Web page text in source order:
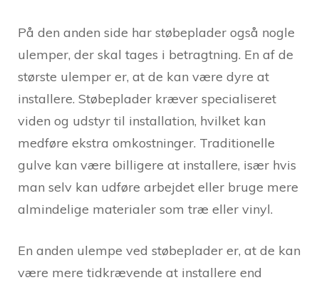
På den anden side har støbeplader også nogle
ulemper, der skal tages i betragtning. En af de
største ulemper er, at de kan være dyre at
installere. Støbeplader kræver specialiseret
viden og udstyr til installation, hvilket kan
medføre ekstra omkostninger. Traditionelle
gulve kan være billigere at installere, især hvis
man selv kan udføre arbejdet eller bruge mere
almindelige materialer som træ eller vinyl.
En anden ulempe ved støbeplader er, at de kan
være mere tidkrævende at installere end